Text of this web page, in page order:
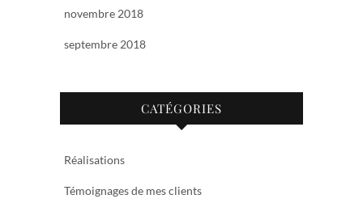
novembre 2018
septembre 2018
CATÉGORIES
Réalisations
Témoignages de mes clients